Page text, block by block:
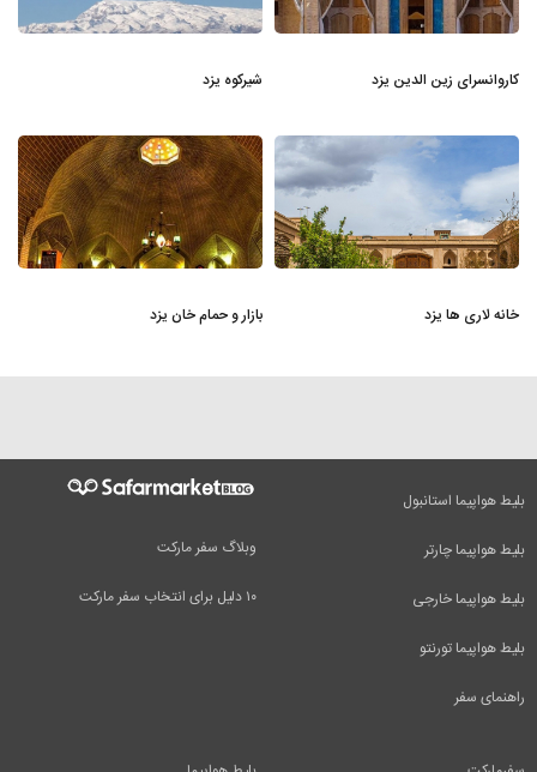
کاروانسرای زین الدین یزد شیرکوه یزد
خانه لاری‌ ها یزد بازار و حمام خان یزد
وبلاگ سفر مارکت
۱۰ دلیل برای انتخاب سفر مارکت
بلیط هواپیما استانبول
بلیط هواپیما چارتر
بلیط هواپیما خارجی
بلیط هواپیما تورنتو
راهنمای سفر